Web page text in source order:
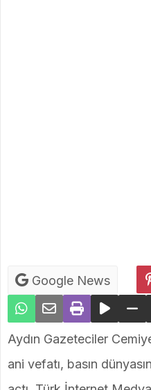
Google News
Aydın Gazeteciler
ani vefatı, basın